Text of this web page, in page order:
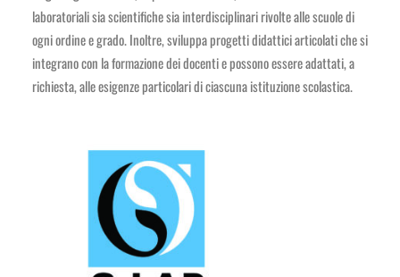
laboratoriali sia scientifiche sia interdisciplinari rivolte alle scuole di
ogni ordine e grado. Inoltre, sviluppa progetti didattici articolati che si
integrano con la formazione dei docenti e possono essere adattati, a
richiesta, alle esigenze particolari di ciascuna istituzione scolastica.